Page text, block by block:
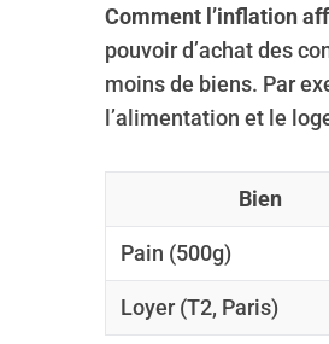
Comment l’inflation
pouvoir d’achat des
moins de biens. Par
l’alimentation et le
Bien
Pain (500g)
Loyer (T2, Paris)
f
: